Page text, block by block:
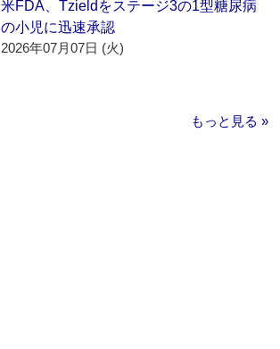
米FDA、Tzieldをステージ3の1型糖尿病
の小児に迅速承認
2026年07月07日 (火)
もっと見る »